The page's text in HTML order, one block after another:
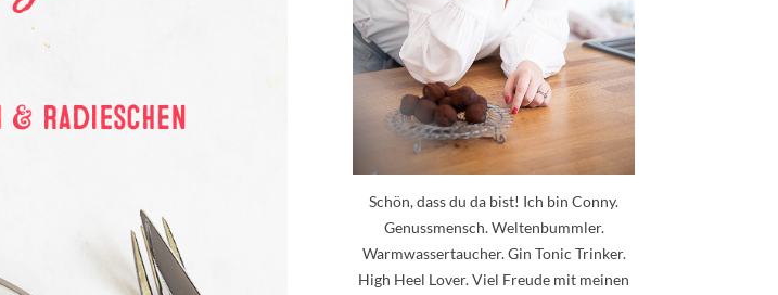
Schön, dass du da bist! Ich bin Conny.
Genussmensch. Weltenbummler.
Warmwassertaucher. Gin Tonic Trinker.
High Heel Lover. Viel Freude mit meinen